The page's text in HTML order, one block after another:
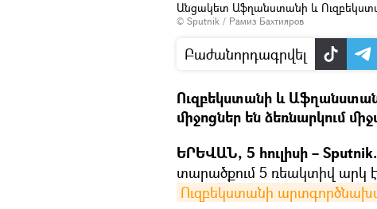
Անցակետ Աֆղանստանի և
© Sputnik / Рамиз Бахтияров
Բաժանորդագրվել
Ուզբեկստանի և
միջոցներ են ձեռնարկում
ԵՐԵՎԱՆ, 5 հուլիսի – Sputnik.
տարածքում 5 ռեակտիվ արկ է
Ուզբեկստանի